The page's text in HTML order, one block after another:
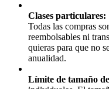
Clases particulares:
Todas las compras
reembolsables ni
quieras para que no
anualidad.
Límite de tamaño